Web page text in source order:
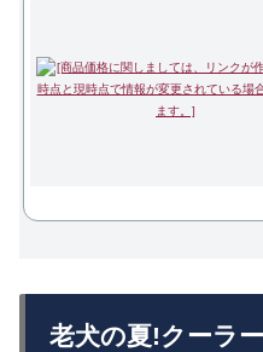
老犬の夏!クーラ